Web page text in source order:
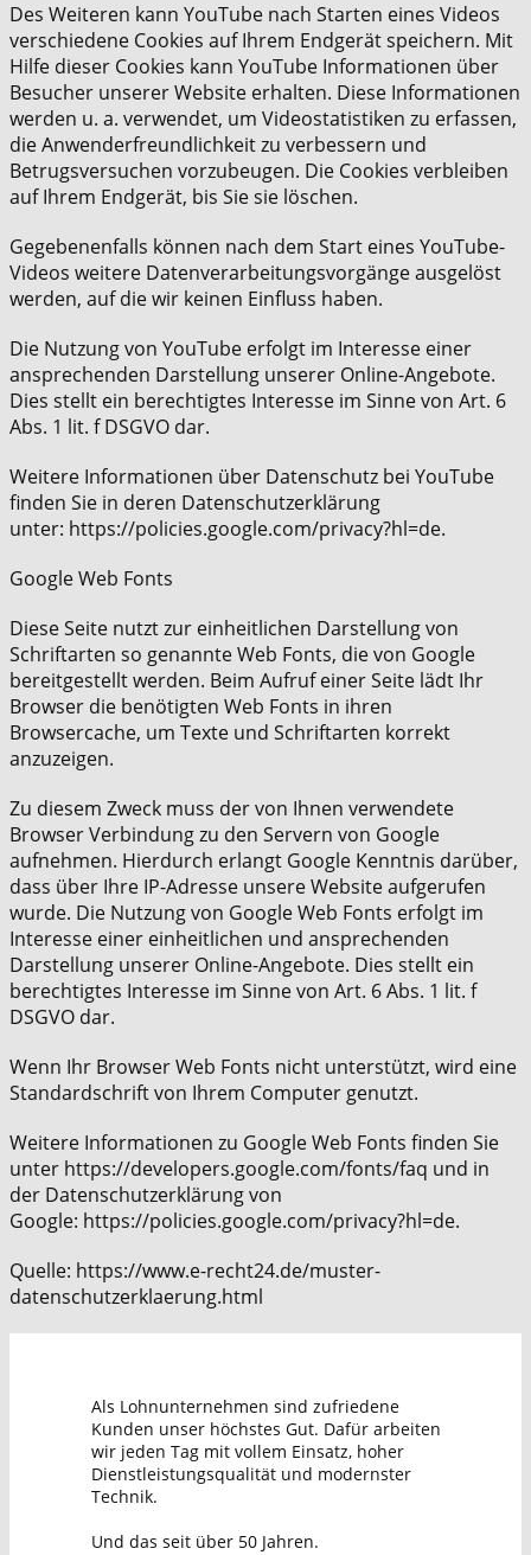
Des Weiteren kann YouTube nach Starten eines Videos
verschiedene Cookies auf Ihrem Endgerät speichern. Mit
Hilfe dieser Cookies kann YouTube Informationen über
Besucher unserer Website erhalten. Diese Informationen
werden u. a. verwendet, um Videostatistiken zu erfassen,
die Anwenderfreundlichkeit zu verbessern und
Betrugsversuchen vorzubeugen. Die Cookies verbleiben
auf Ihrem Endgerät, bis Sie sie löschen.
Gegebenenfalls können nach dem Start eines YouTube-
Videos weitere Datenverarbeitungsvorgänge ausgelöst
werden, auf die wir keinen Einfluss haben.
Die Nutzung von YouTube erfolgt im Interesse einer
ansprechenden Darstellung unserer Online-Angebote.
Dies stellt ein berechtigtes Interesse im Sinne von Art. 6
Abs. 1 lit. f DSGVO dar.
Weitere Informationen über Datenschutz bei YouTube
finden Sie in deren Datenschutzerklärung
unter: https://policies.google.com/privacy?hl=de.
Google Web Fonts
Diese Seite nutzt zur einheitlichen Darstellung von
Schriftarten so genannte Web Fonts, die von Google
bereitgestellt werden. Beim Aufruf einer Seite lädt Ihr
Browser die benötigten Web Fonts in ihren
Browsercache, um Texte und Schriftarten korrekt
anzuzeigen.
Zu diesem Zweck muss der von Ihnen verwendete
Browser Verbindung zu den Servern von Google
aufnehmen. Hierdurch erlangt Google Kenntnis darüber,
dass über Ihre IP-Adresse unsere Website aufgerufen
wurde. Die Nutzung von Google Web Fonts erfolgt im
Interesse einer einheitlichen und ansprechenden
Darstellung unserer Online-Angebote. Dies stellt ein
berechtigtes Interesse im Sinne von Art. 6 Abs. 1 lit. f
DSGVO dar.
Wenn Ihr Browser Web Fonts nicht unterstützt, wird eine
Standardschrift von Ihrem Computer genutzt.
Weitere Informationen zu Google Web Fonts finden Sie
unter https://developers.google.com/fonts/faq und in
der Datenschutzerklärung von
Google: https://policies.google.com/privacy?hl=de.
Quelle: https://www.e-recht24.de/muster-
datenschutzerklaerung.html
Als Lohnunternehmen sind zufriedene
Kunden unser höchstes Gut. Dafür arbeiten
wir jeden Tag mit vollem Einsatz, hoher
Dienstleistungsqualität und modernster
Technik.
Und das seit über 50 Jahren.